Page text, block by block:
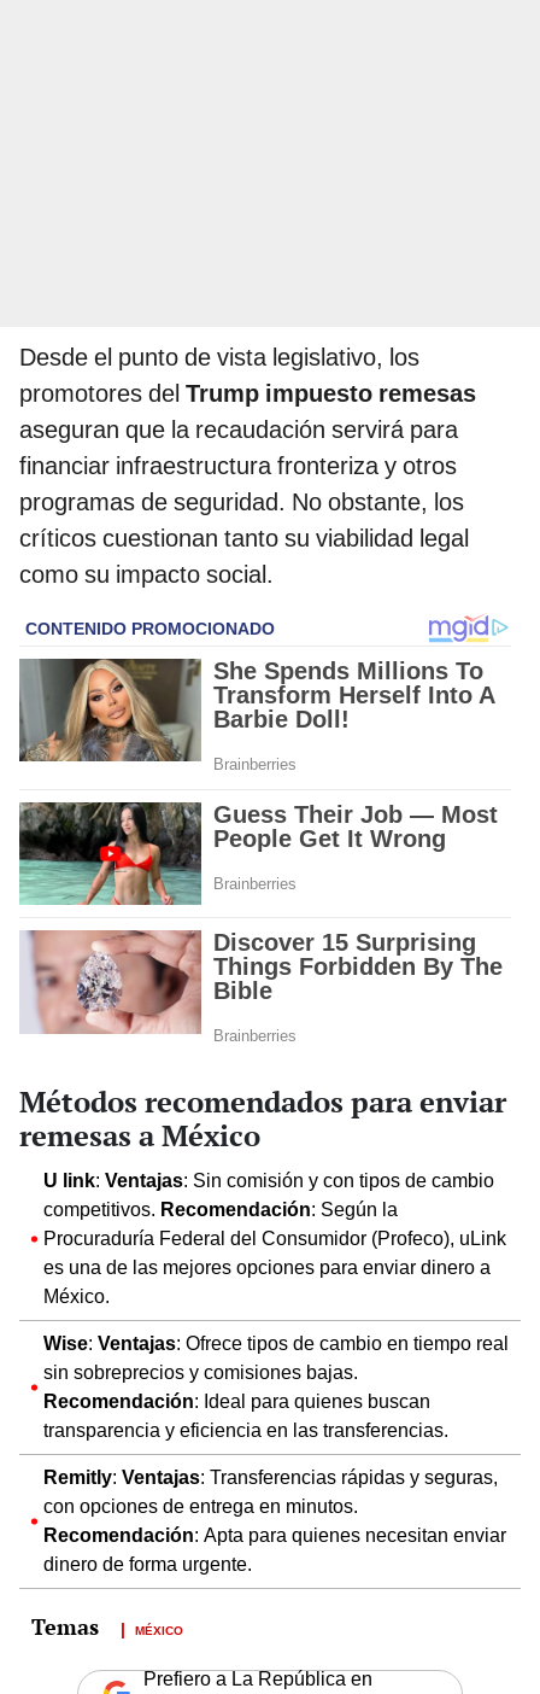
Desde el punto de vista legislativo, los
promotores del Trump impuesto remesas
aseguran que la recaudación servirá para
financiar infraestructura fronteriza y otros
programas de seguridad. No obstante, los
críticos cuestionan tanto su viabilidad legal
como su impacto social.
Métodos recomendados para enviar
remesas a México
U link: Ventajas: Sin comisión y con tipos de cambio
competitivos. Recomendación: Según la
Procuraduría Federal del Consumidor (Profeco), uLink
es una de las mejores opciones para enviar dinero a
México.
Wise: Ventajas: Ofrece tipos de cambio en tiempo real
sin sobreprecios y comisiones bajas.
Recomendación: Ideal para quienes buscan
transparencia y eficiencia en las transferencias.
Remitly: Ventajas: Transferencias rápidas y seguras,
con opciones de entrega en minutos.
Recomendación: Apta para quienes necesitan enviar
dinero de forma urgente.
MÉXICO
Prefiero a La República en